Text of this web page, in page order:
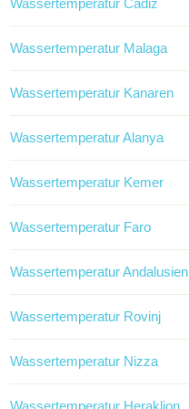
Wassertemperatur Cadiz
Wassertemperatur Malaga
Wassertemperatur Kanaren
Wassertemperatur Alanya
Wassertemperatur Kemer
Wassertemperatur Faro
Wassertemperatur Andalusien
Wassertemperatur Rovinj
Wassertemperatur Nizza
Wassertemperatur Heraklion